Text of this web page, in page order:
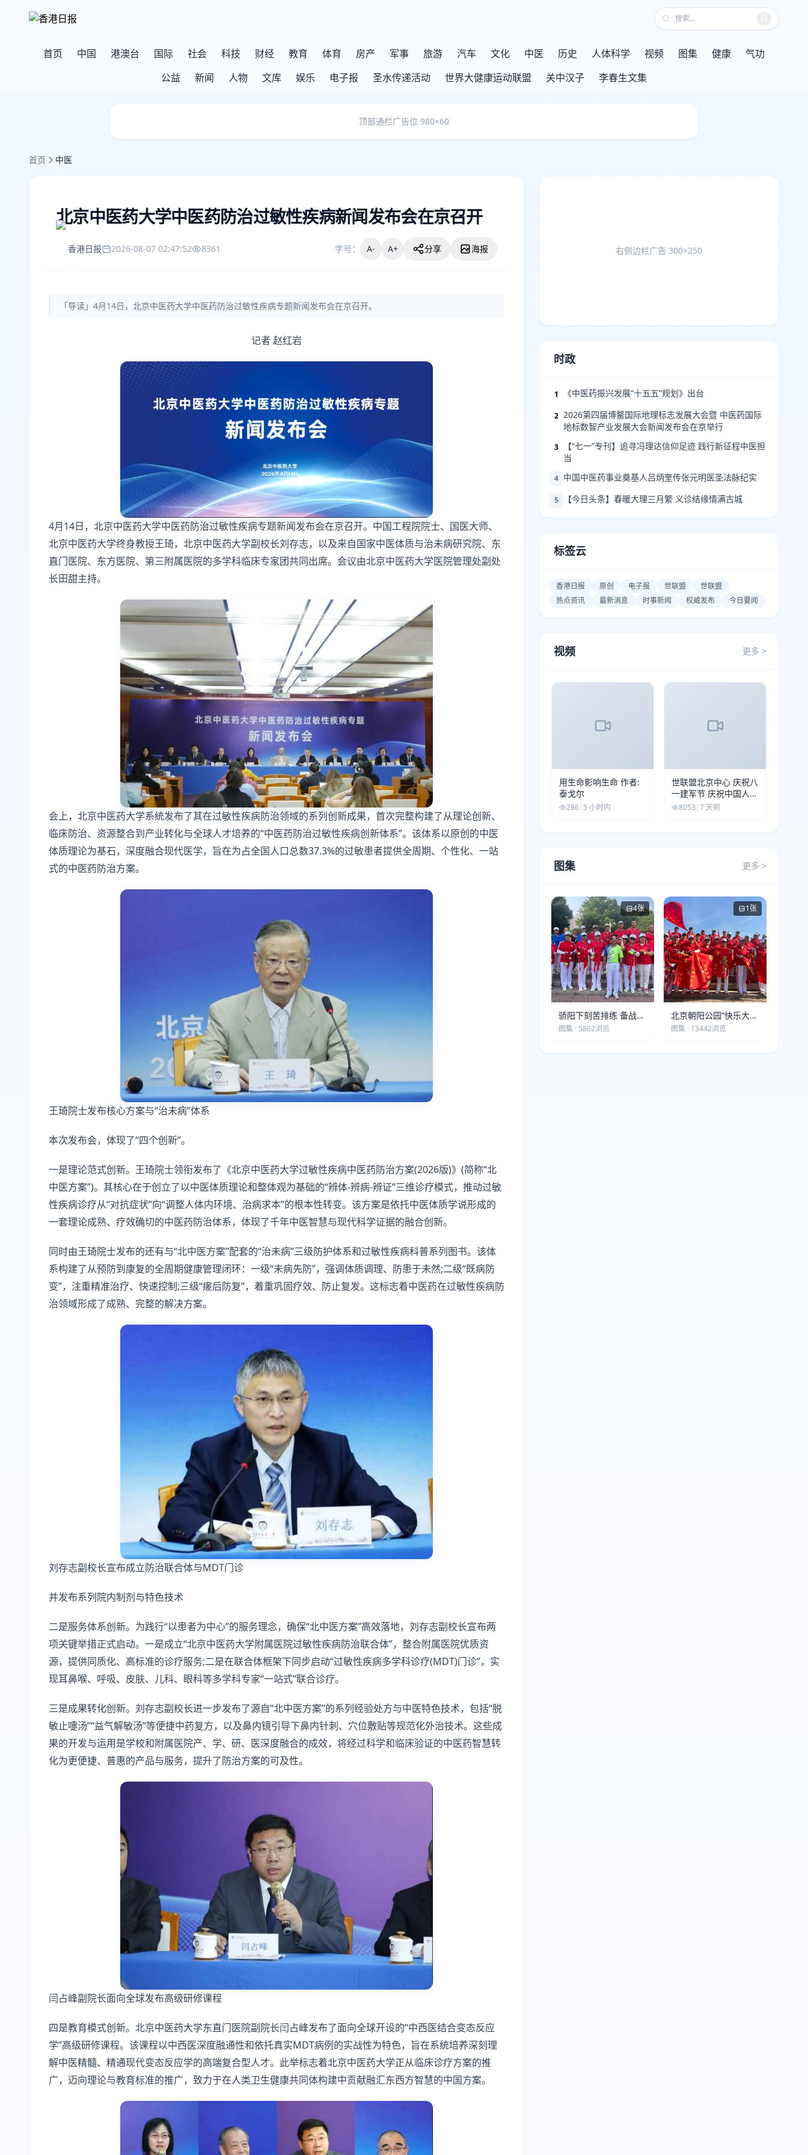
首页 中国 港澳台 国际 社会 科技 财经 教育 体育 房产 军事 旅游 汽车 文化 中医 历史 人体科学 视频 图集 健康
气功
公益
新闻 人物 文库 娱乐 电子报 圣水传递活动 世界大健康运动联盟 关中汉子 李春生文集
顶部通栏广告位 980×60
首页 中医
北京中医药大学中医药防治过敏性疾病新闻发布会在京召开
香港日报 2026-08-07 02:47:52 8361 字号： A- A+ 分享 海报
「导读」4月14日，北京中医药大学中医药防治过敏性疾病专题新闻发布会在京召开。
记者 赵红岩
4月14日，北京中医药大学中医药防治过敏性疾病专题新闻发布会在京召开。中国工程院院士、国医大师、
北京中医药大学终身教授王琦，北京中医药大学副校长刘存志，以及来自国家中医体质与治未病研究院、东
直门医院、东方医院、第三附属医院的多学科临床专家团共同出席。会议由北京中医药大学医院管理处副处
长田甜主持。
会上，北京中医药大学系统发布了其在过敏性疾病防治领域的系列创新成果，首次完整构建了从理论创新、
临床防治、资源整合到产业转化与全球人才培养的“中医药防治过敏性疾病创新体系”。该体系以原创的中医
体质理论为基石，深度融合现代医学，旨在为占全国人口总数37.3%的过敏患者提供全周期、个性化、一站
式的中医药防治方案。
王琦院士发布核心方案与“治未病”体系
本次发布会，体现了“四个创新”。
一是理论范式创新。王琦院士领衔发布了《北京中医药大学过敏性疾病中医药防治方案(2026版)》(简称“北
中医方案”)。其核心在于创立了以中医体质理论和整体观为基础的“辨体-辨病-辨证”三维诊疗模式，推动过敏
性疾病诊疗从“对抗症状”向“调整人体内环境、治病求本”的根本性转变。该方案是依托中医体质学说形成的
一套理论成熟、疗效确切的中医药防治体系，体现了千年中医智慧与现代科学证据的融合创新。
同时由王琦院士发布的还有与“北中医方案”配套的“治未病”三级防护体系和过敏性疾病科普系列图书。该体
系构建了从预防到康复的全周期健康管理闭环：一级“未病先防”，强调体质调理、防患于未然;二级“既病防
变”，注重精准治疗、快速控制;三级“瘥后防复”，着重巩固疗效、防止复发。这标志着中医药在过敏性疾病防
治领域形成了成熟、完整的解决方案。
刘存志副校长宣布成立防治联合体与MDT门诊
并发布系列院内制剂与特色技术
二是服务体系创新。为践行“以患者为中心”的服务理念，确保“北中医方案”高效落地，刘存志副校长宣布两
项关键举措正式启动。一是成立“北京中医药大学附属医院过敏性疾病防治联合体”，整合附属医院优质资
源，提供同质化、高标准的诊疗服务;二是在联合体框架下同步启动“过敏性疾病多学科诊疗(MDT)门诊”，实
现耳鼻喉、呼吸、皮肤、儿科、眼科等多学科专家“一站式”联合诊疗。
三是成果转化创新。刘存志副校长进一步发布了源自“北中医方案”的系列经验处方与中医特色技术，包括“脱
敏止嚏汤”“益气解敏汤”等便捷中药复方，以及鼻内镜引导下鼻内针刺、穴位敷贴等规范化外治技术。这些成
果的开发与运用是学校和附属医院产、学、研、医深度融合的成效，将经过科学和临床验证的中医药智慧转
化为更便捷、普惠的产品与服务，提升了防治方案的可及性。
闫占峰副院长面向全球发布高级研修课程
四是教育模式创新。北京中医药大学东直门医院副院长闫占峰发布了面向全球开设的“中西医结合变态反应
学”高级研修课程。该课程以中西医深度融通性和依托真实MDT病例的实战性为特色，旨在系统培养深刻理
解中医精髓、精通现代变态反应学的高端复合型人才。此举标志着北京中医药大学正从临床诊疗方案的推
广，迈向理论与教育标准的推广，致力于在人类卫生健康共同体构建中贡献融汇东西方智慧的中国方案。
右侧边栏广告 300×250
时政
1 《中医药振兴发展“十五五”规划》出台
2 2026第四届博鳌国际地理标志发展大会暨 中医药国际
地标数智产业发展大会新闻发布会在京举行
3
【“七一”专刊】追寻冯理达信仰足迹 践行新征程中医担
当
4 中国中医药事业奠基人吕炳奎传张元明医圣法脉纪实
5 【今日头条】春暖大理三月繁 义诊结缘情满古城
标签云
香港日报 原创 电子报 世联盟
世联盟
热点资讯
最新消息 时事新闻 权威发布 今日要闻
视频 更多 >
用生命影响生命 作者:
泰戈尔
286| 5 小时内
世联盟北京中心 庆祝八
一建军节 庆祝中国人民
解放军建军99周年
8053 |7 天前
图集 更多 >
4张
骄阳下刻苦排练 备战第
五届莫斯科世界大健康
图集 · 5862浏览
1张
北京朝阳公园“快乐大本
营”建党105周年庆祝活
图集 · 13442浏览